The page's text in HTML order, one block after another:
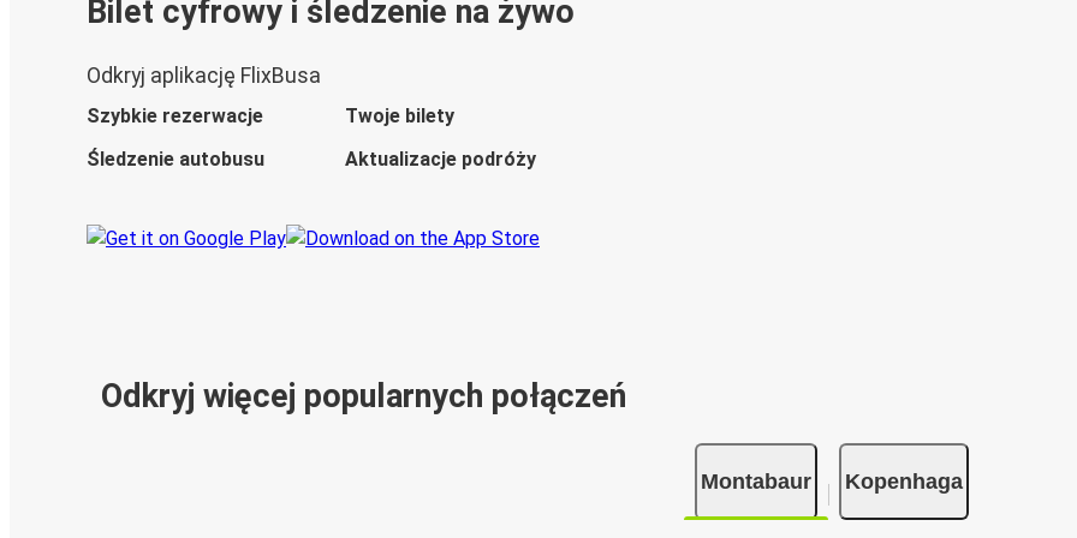
Bilet cyfrowy i śledzenie na żywo
Odkryj aplikację FlixBusa
Szybkie rezerwacje
Twoje bilety
Śledzenie autobusu
Aktualizacje podróży
Odkryj więcej popularnych połączeń
Montabaur Kopenhaga